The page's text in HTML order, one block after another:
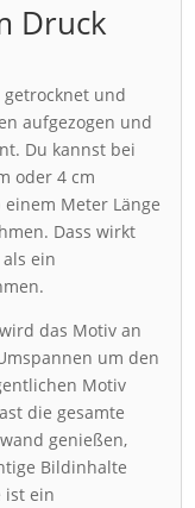
Druck
und
aufgezogen und
Du kannst bei
oder 4 cm
Meter Länge
Dass wirkt
ein
das Motiv an
um den
Motiv
die gesamte
genießen,
Bildinhalte
ist ein